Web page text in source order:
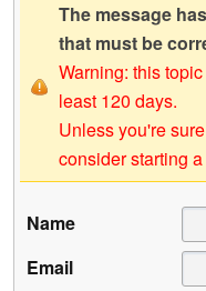
The message
that must be
Warning: this
least 120 days.
Unless you're
consider starting
Name
Email